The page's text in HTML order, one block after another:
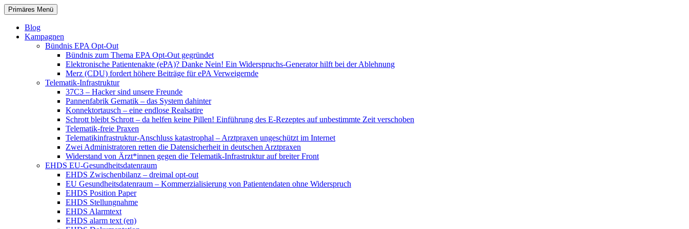
Zum
Inhalt
springen
patientenrechte-datenschutz.de
Suchen
Primäres Menü
Blog
Kampagnen
Bündnis EPA Opt-Out
Bündnis zum Thema EPA Opt-Out gegründet
Elektronische Patientenakte (ePA)? Danke Nein! Ein Widerspruchs-Generator hilft bei der Ablehnung
Merz (CDU) fordert höhere Beiträge für ePA Verweigernde
Telematik-Infrastruktur
37C3 – Hacker sind unsere Freunde
Pannenfabrik Gematik – das System dahinter
Konnektortausch – eine endlose Realsatire
Schrott bleibt Schrott – da helfen keine Pillen! Einführung des E-Rezeptes auf unbestimmte Zeit verschoben
Telematik-freie Praxen
Telematikinfrastruktur-Anschluss katastrophal – Arztpraxen ungeschützt im Internet
Zwei Administratoren retten die Datensicherheit in deutschen Arztpraxen
Widerstand von Ärzt*innen gegen die Telematik-Infrastruktur auf breiter Front
EHDS EU-Gesundheitsdatenraum
EHDS Zwischenbilanz – dreimal opt-out
EU Gesundheitsdatenraum – Kommerzialisierung von Patientendaten ohne Widerspruch
EHDS Position Paper
EHDS Stellungnahme
EHDS Alarmtext
EHDS alarm text (en)